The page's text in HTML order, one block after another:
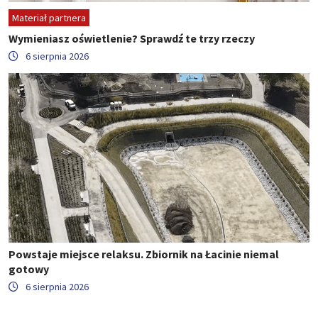
Materiał partnera
Wymieniasz oświetlenie? Sprawdź te trzy rzeczy
6 sierpnia 2026
Powstaje miejsce relaksu. Zbiornik na Łacinie niemal
gotowy
6 sierpnia 2026